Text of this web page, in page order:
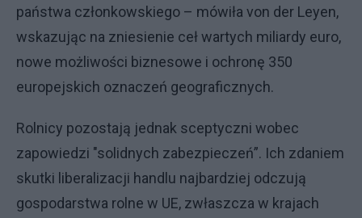
państwa członkowskiego – mówiła von der Leyen,
wskazując na zniesienie ceł wartych miliardy euro,
nowe możliwości biznesowe i ochronę 350
europejskich oznaczeń geograficznych.
Rolnicy pozostają jednak sceptyczni wobec
zapowiedzi "solidnych zabezpieczeń”. Ich zdaniem
skutki liberalizacji handlu najbardziej odczują
gospodarstwa rolne w UE, zwłaszcza w krajach